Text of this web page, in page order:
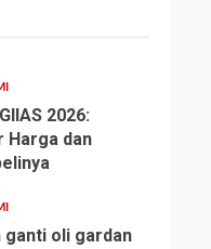
2026:
Harga dan
ganti oli gardan